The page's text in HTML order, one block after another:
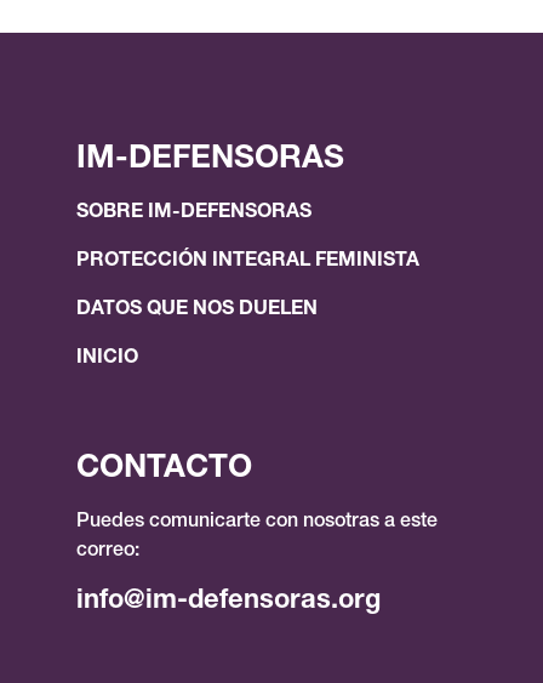
IM-DEFENSORAS
SOBRE IM-DEFENSORAS
PROTECCIÓN INTEGRAL FEMINISTA
DATOS QUE NOS DUELEN
INICIO
CONTACTO
Puedes comunicarte con nosotras a este
correo:
info@im-defensoras.org